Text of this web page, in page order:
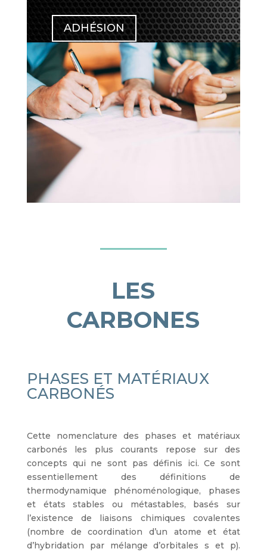
ADHÉSION
LES
CARBONES
PHASES ET MATÉRIAUX
CARBONÉS
Cette nomenclature des phases et matériaux
carbonés les plus courants repose sur des
concepts qui ne sont pas définis ici. Ce sont
essentiellement des définitions de
thermodynamique phénoménologique, phases
et états stables ou métastables, basés sur
l’existence de liaisons chimiques covalentes
(nombre de coordination d’un atome et état
d’hybridation par mélange d’orbitales s et p).